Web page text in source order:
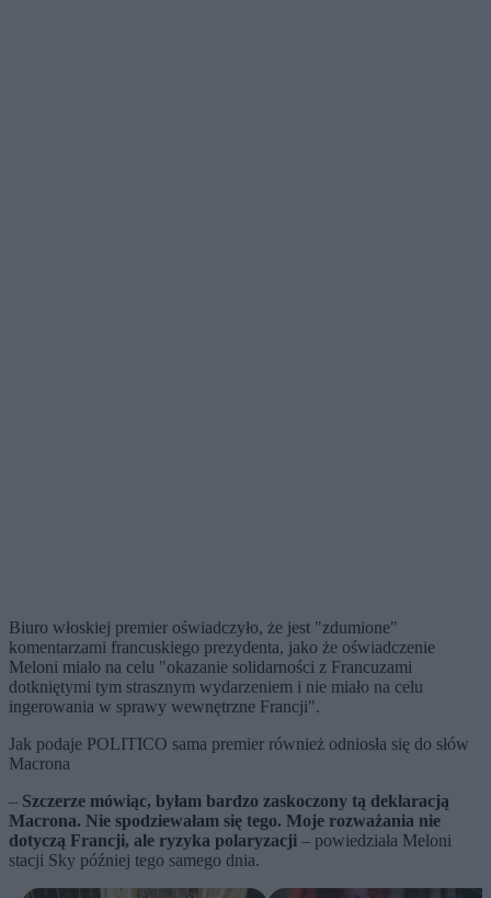
Biuro włoskiej premier oświadczyło, że jest "zdumione"
komentarzami francuskiego prezydenta, jako że oświadczenie
Meloni miało na celu "okazanie solidarności z Francuzami
dotkniętymi tym strasznym wydarzeniem i nie miało na celu
ingerowania w sprawy wewnętrzne Francji".
Jak podaje POLITICO sama premier również odniosła się do słów
Macrona
– Szczerze mówiąc, byłam bardzo zaskoczony tą deklaracją
Macrona. Nie spodziewałam się tego. Moje rozważania nie
dotyczą Francji, ale ryzyka polaryzacji – powiedziała Meloni
stacji Sky później tego samego dnia.